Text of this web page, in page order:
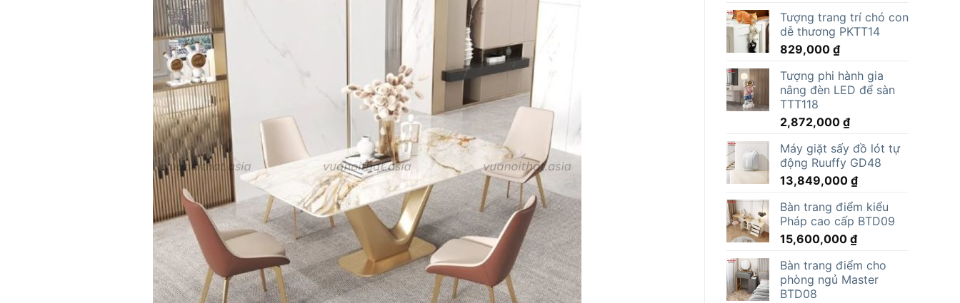
Tượng trang trí chó con
dễ thương PKTT14
829,000 ₫
Tượng phi hành gia
nâng đèn LED để sàn
TTT118
2,872,000 ₫
Máy giặt sấy đồ lót tự
động Ruuffy GD48
13,849,000 ₫
Bàn trang điểm kiểu
Pháp cao cấp BTD09
15,600,000 ₫
Bàn trang điểm cho
phòng ngủ Master
BTD08